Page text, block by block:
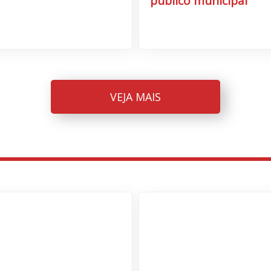
VEJA MAIS